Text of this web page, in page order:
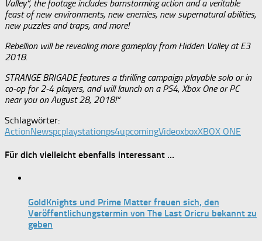
Valley“, the footage includes barnstorming action and a veritable
feast of new environments, new enemies, new supernatural abilities,
new puzzles and traps, and more!
Rebellion will be revealing more gameplay from Hidden Valley at E3
2018.
STRANGE BRIGADE features a thrilling campaign playable solo or in
co-op for 2-4 players, and will launch on a PS4, Xbox One or PC
near you on August 28, 2018!“
Schlagwörter:
ActionNewspcplaystationps4upcomingVideoxboxXBOX ONE
Für dich vielleicht ebenfalls interessant …
GoldKnights und Prime Matter freuen sich, den
Veröffentlichungstermin von The Last Oricru bekannt zu
geben